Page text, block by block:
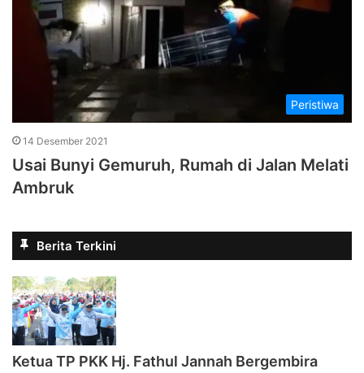
Peristiwa
14 Desember 2021
Usai Bunyi Gemuruh, Rumah di Jalan Melati
Ambruk
Berita Terkini
‎Ketua TP PKK Hj. Fathul Jannah Bergembira